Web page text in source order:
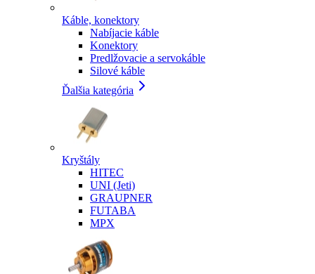
Káble, konektory
Nabíjacie káble
Konektory
Predlžovacie a servokáble
Silové káble
Ďalšia kategória
Kryštály
HITEC
UNI (Jeti)
GRAUPNER
FUTABA
MPX